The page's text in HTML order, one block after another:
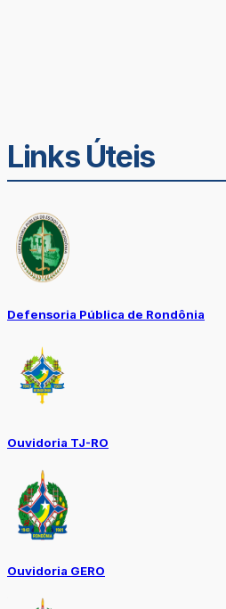
Links Úteis
Defensoria Pública de Rondônia
Ouvidoria TJ-RO
Ouvidoria GERO